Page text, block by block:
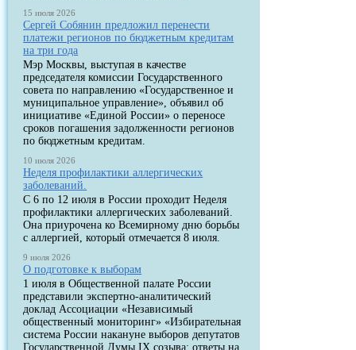
15 июля 2026
Сергей Собянин предложил перенести
платежи регионов по бюджетным кредитам
на три года
Мэр Москвы, выступая в качестве
председателя комиссии Государственного
совета по направлению «Государственное и
муниципальное управление», объявил об
инициативе «Единой России» о переносе
сроков погашения задолженности регионов
по бюджетным кредитам.
10 июля 2026
Неделя профилактики аллергических
заболеваний.
С 6 по 12 июля в России проходит Неделя
профилактики аллергических заболеваний.
Она приурочена ко Всемирному дню борьбы
с аллергией, который отмечается 8 июля.
9 июля 2026
О подготовке к выборам
1 июля в Общественной палате России
представили экспертно-аналитический
доклад Ассоциации «Независимый
общественный мониторинг» «Избирательная
система России накануне выборов депутатов
Государственной Думы IX созыва: ответы на